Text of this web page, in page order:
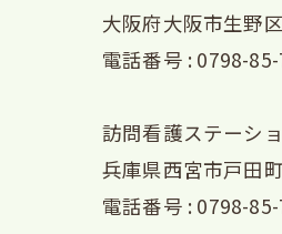
大阪府大阪市生野
電話番号 : 0798-
訪問看護ステーシ
兵庫県西宮市戸田
電話番号 : 0798-